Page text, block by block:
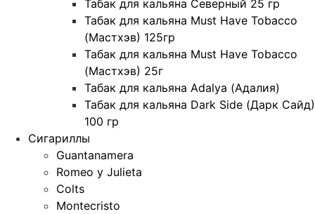
Табак для кальяна Северный 25 гр
Табак для кальяна Must Have Tobacco
(Мастхэв) 125гр
Табак для кальяна Must Have Tobacco
(Мастхэв) 25г
Табак для кальяна Adalya (Адалия)
Табак для кальяна Dark Side (Дарк Сайд)
100 гр
Сигариллы
Guantanamera
Romeo y Julieta
Colts
Montecristo